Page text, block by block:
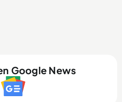
Google News